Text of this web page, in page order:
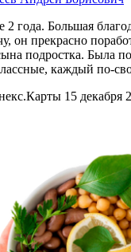
года. Большая
он прекрасно
подростка. Была
каждый по-
15 декабря